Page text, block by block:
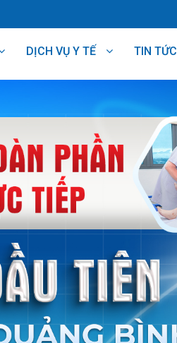
DỊCH VỤ Y TẾ TIN TỨC